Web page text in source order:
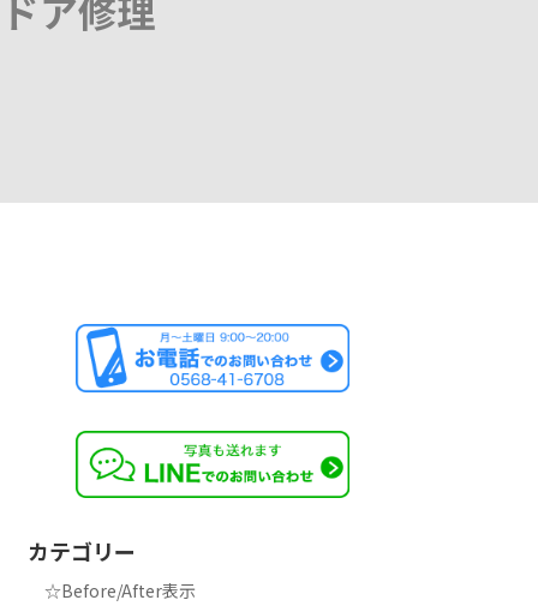
カテゴリー
☆Before/After表示